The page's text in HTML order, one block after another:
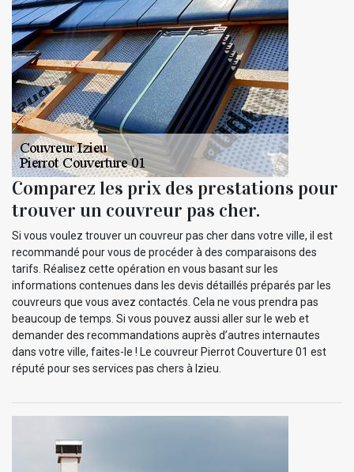
Comparez les prix des prestations pour
trouver un couvreur pas cher.
Si vous voulez trouver un couvreur pas cher dans votre ville, il est
recommandé pour vous de procéder à des comparaisons des
tarifs. Réalisez cette opération en vous basant sur les
informations contenues dans les devis détaillés préparés par les
couvreurs que vous avez contactés. Cela ne vous prendra pas
beaucoup de temps. Si vous pouvez aussi aller sur le web et
demander des recommandations auprès d’autres internautes
dans votre ville, faites-le ! Le couvreur Pierrot Couverture 01 est
réputé pour ses services pas chers à Izieu.